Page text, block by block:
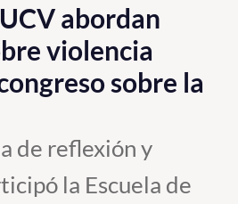
e Innovación
abordan
violencia
sobre la
de reflexión y
la Escuela de